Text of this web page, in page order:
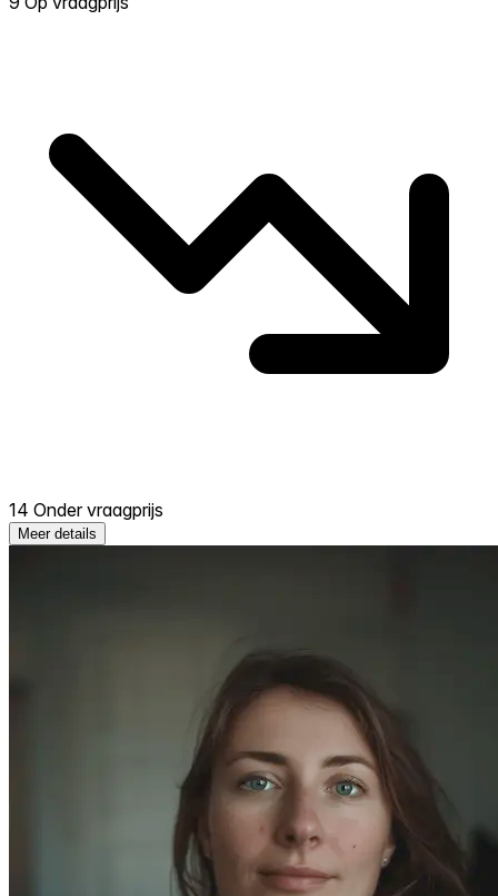
14 Onder vraagprijs
Meer details